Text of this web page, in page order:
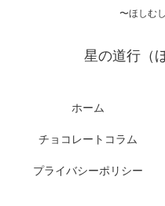
〜ほしむ
星の道行（
ホーム
チョコレートコラム
プライバシーポリシー